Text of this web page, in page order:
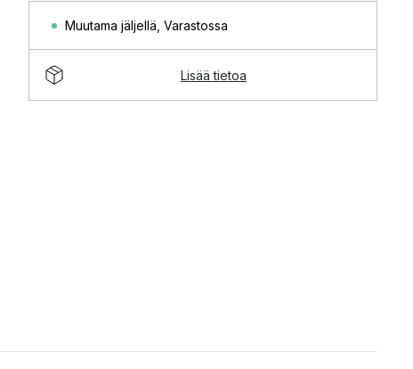
Muutama jäljellä Varastossa
Lisää tietoa